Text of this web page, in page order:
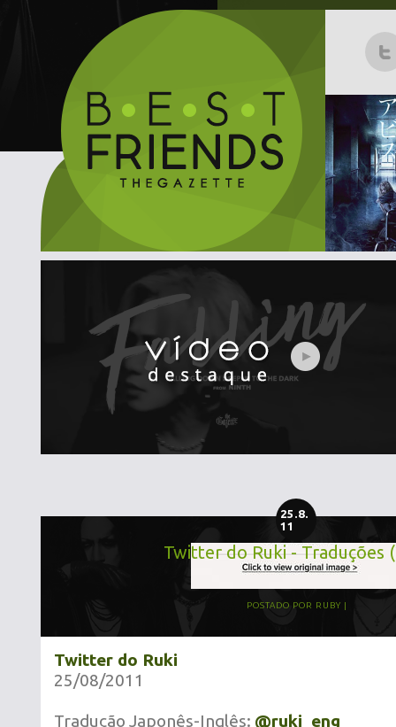
25.8.
11
Twitter do Ruki - Traduções
POSTADO POR RUBY
Twitter do Ruki
25/08/2011
Tradução Japonês-Inglês: @ruki_eng